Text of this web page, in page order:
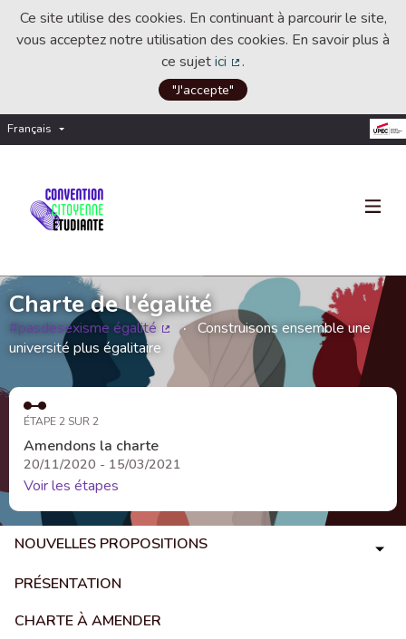
Ce site utilise des cookies. En continuant à parcourir le site,
vous acceptez notre utilisation des cookies. En savoir plus à
ce sujetici
(Lien externe)
.
"J'accepte"
Français Choisir la langue
Charte de l'égalité
#pasdesexisme égalité
(Lien externe)
Construisons ensemble une
université plus égalitaire
ÉTAPE 2 SUR 2
Amendons la charte
20/11/2020 - 15/03/2021
Voir les étapes
NOUVELLES PROPOSITIONS
PRÉSENTATION
CHARTE À AMENDER